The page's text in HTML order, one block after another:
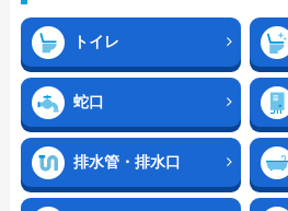
トイレ
蛇口
排水管・排水口